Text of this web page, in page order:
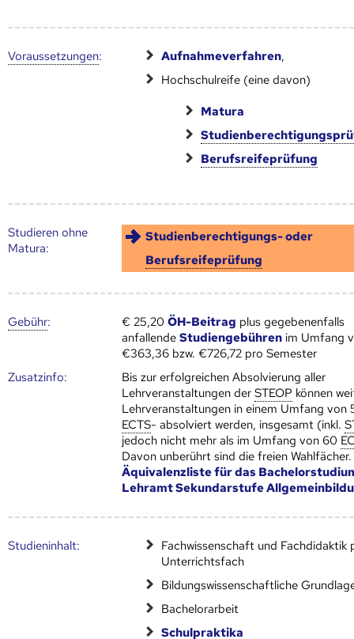
Voraus­setzungen: Aufnahmeverfahren,
Hochschulreife (eine davon)
Matura
Berufsreifeprüfung
Studieren ohne
Matura:
Studienberechtigungs- oder
Berufsreifeprüfung
Gebühr: € 25,20ÖH-Beitrag plus gegebenenfalls
anfallendeStudiengebühren im Umfang
€363,36 bzw. €726,72 pro Semester
Zusatz­info:
Bis zur erfolgreichen Absolvierung aller
Lehrveranstaltungen derSTEOP können
Lehrveranstaltungen in einem Umfang von
ECTS- absolviert werden, insgesamt (inkl.
jedoch nicht mehr als im Umfang von 60
Davon unberührt sind die freien Wahlfächer.
Äquivalenzliste für das
Lehramt Sekundarstufe
Studien­inhalt:
Fachwissenschaft und Fachdidaktik
Unterrichtsfach
Bildungswissenschaftliche
Bachelorarbeit
Schulpraktika